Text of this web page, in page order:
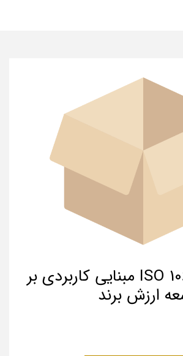
استاندارد ISO 10668 مبنایی کاربردی بر
ارزش برند